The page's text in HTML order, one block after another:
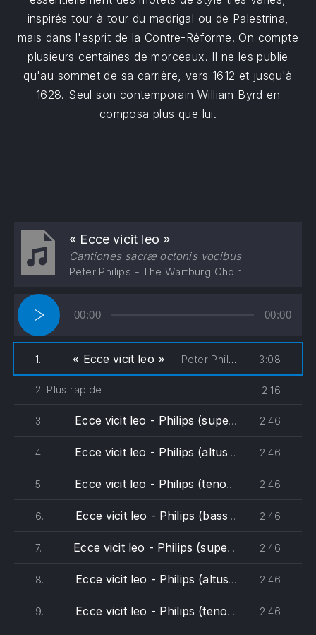
inspirés tour à tour du madrigal ou de Palestrina,
mais dans l'esprit de la Contre-Réforme. On compte
plusieurs centaines de morceaux. Il ne les publie
qu'au sommet de sa carrière, vers 1612 et jusqu'à
1628. Seul son contemporain William Byrd en
composa plus que lui.
« Ecce vicit leo »
Cantiones sacræ octonis vocibus
Peter Philips - The Wartburg Choir
Lecteur
audio
00:00 00:00
1. « Ecce vicit leo »— Peter Philips - The Wartburg Choir 3:08
2. Plus rapide 2:16
3. Ecce vicit leo - Philips (superius 1) 2:46
4. Ecce vicit leo - Philips (altus 1) 2:46
5. Ecce vicit leo - Philips (tenor 1) 2:46
6. Ecce vicit leo - Philips (bassus 1) 2:46
7. Ecce vicit leo - Philips (superius 2) 2:46
8. Ecce vicit leo - Philips (altus 2) 2:46
9. Ecce vicit leo - Philips (tenor 2) 2:46